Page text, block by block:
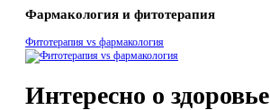
Фармакология и фитотерапия
Фитотерапия vs фармакология
Интересно о здоровье